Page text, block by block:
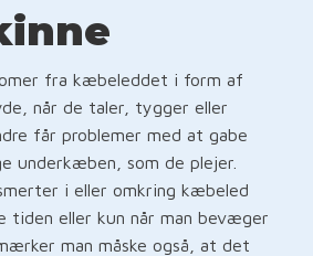
fra kæbeleddet i form af
når de taler, tygger eller
får problemer med at gabe
underkæben, som de plejer.
i eller omkring kæbeled
tiden eller kun når man bevæger
man måske også, at det